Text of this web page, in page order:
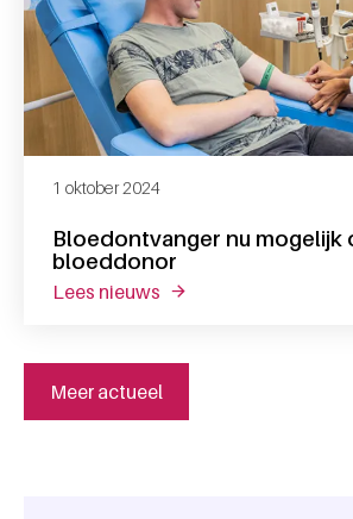
Bloedontvanger nu mogelijk
bloeddonor
1 oktober 2024
lees nieuws over
Meer actueel